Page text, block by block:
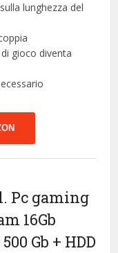
lunghezza del
gioco diventa
Pc gaming
16Gb
Gb + HDD